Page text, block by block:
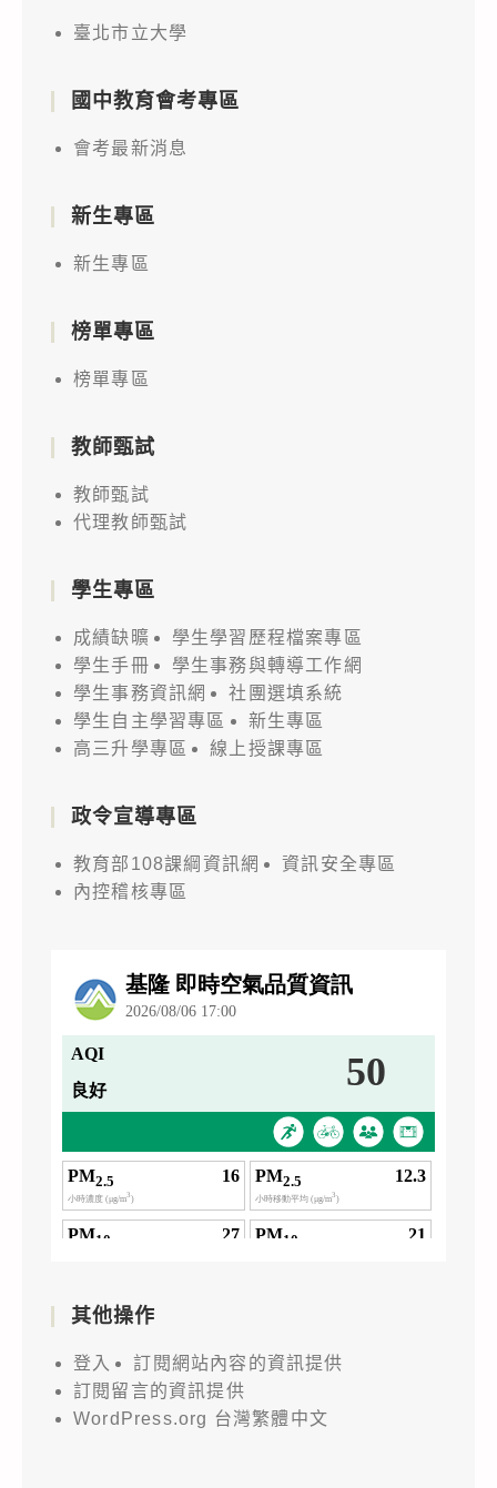
臺北市立大學
國中教育會考專區
會考最新消息
新生專區
新生專區
榜單專區
榜單專區
教師甄試
教師甄試
代理教師甄試
學生專區
成績缺曠
學生學習歷程檔案專區
學生手冊
學生事務與轉導工作網
學生事務資訊網
社團選填系統
學生自主學習專區
新生專區
高三升學專區
線上授課專區
政令宣導專區
教育部108課綱資訊網
資訊安全專區
內控稽核專區
其他操作
登入
訂閱網站內容的資訊提供
訂閱留言的資訊提供
WordPress.org 台灣繁體中文